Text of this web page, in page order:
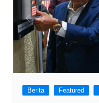
Berita Featured